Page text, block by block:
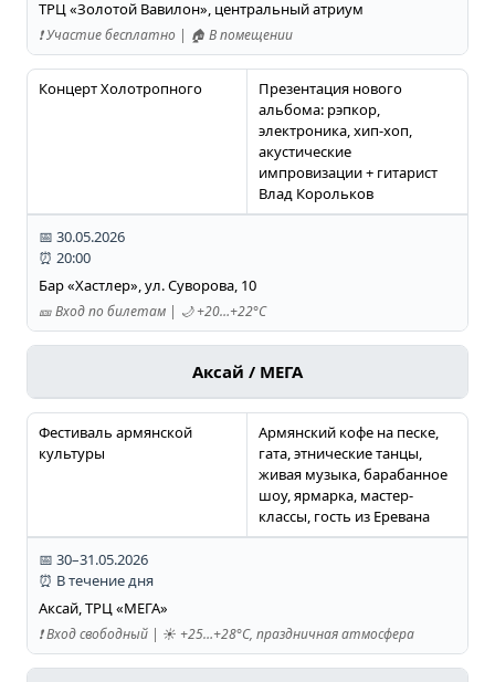
ТРЦ «Золотой Вавилон», центральный атриум
❗️ Участие бесплатно | 🏠 В помещении
Концерт Холотропного
Презентация нового
альбома: рэпкор,
электроника, хип-хоп,
акустические
импровизации + гитарист
Влад Корольков
📅 30.05.2026
⏰ 20:00
Бар «Хастлер», ул. Суворова, 10
🎫 Вход по билетам | 🌙 +20…+22°C
Аксай / МЕГА
Фестиваль армянской
культуры
Армянский кофе на песке,
гата, этнические танцы,
живая музыка, барабанное
шоу, ярмарка, мастер-
классы, гость из Еревана
📅 30–31.05.2026
⏰ В течение дня
Аксай, ТРЦ «МЕГА»
❗️ Вход свободный | ☀️ +25…+28°C, праздничная атмосфера